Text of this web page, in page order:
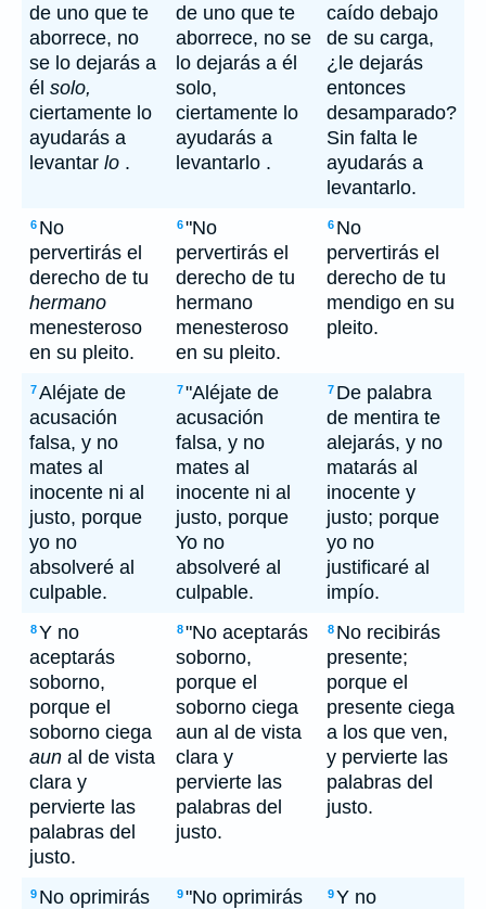
de uno que te
aborrece, no
se lo dejarás a
él solo,
ciertamente lo
ayudarás a
levantar lo .
de uno que te
aborrece, no se
lo dejarás a él
solo,
ciertamente lo
ayudarás a
levantarlo .
caído debajo
de su carga,
¿le dejarás
entonces
desamparado?
Sin falta le
ayudarás a
levantarlo.
6 No
pervertirás el
derecho de tu
hermano
menesteroso
en su pleito.
6"No
pervertirás el
derecho de tu
hermano
menesteroso
en su pleito.
6 No
pervertirás el
derecho de tu
mendigo en su
pleito.
7Aléjate de
acusación
falsa, y no
mates al
inocente ni al
justo, porque
yo no
absolveré al
culpable.
7"Aléjate de
acusación
falsa, y no
mates al
inocente ni al
justo, porque
Yo no
absolveré al
culpable.
7 De palabra
de mentira te
alejarás, y no
matarás al
inocente y
justo; porque
yo no
justificaré al
impío.
8Y no
aceptarás
soborno,
porque el
soborno ciega
aun al de vista
clara y
pervierte las
palabras del
justo.
8"No aceptarás
soborno,
porque el
soborno ciega
aun al de vista
clara y
pervierte las
palabras del
justo.
8 No recibirás
presente;
porque el
presente ciega
a los que ven,
y pervierte las
palabras del
justo.
9 No oprimirás
9"No oprimirás
9Y no